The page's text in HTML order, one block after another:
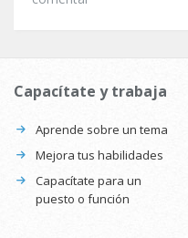
Capacítate y trabaja
Aprende sobre un tema
Mejora tus habilidades
Capacítate para un
puesto o función